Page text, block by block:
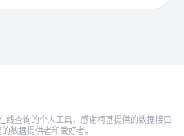
线查询的个人工具，感谢柯基提供的数据接口
数据提供者和爱好者。